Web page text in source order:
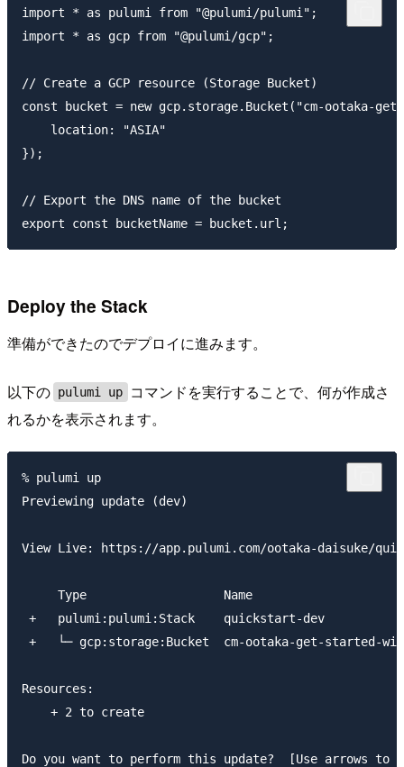
import * as pulumi from "@pulumi/pulumi";
import * as gcp from "@pulumi/gcp";
// Create a GCP resource (Storage Bucket)
const bucket = new gcp.storage.Bucket("cm-ootaka-
    location: "ASIA"
});
// Export the DNS name of the bucket
Deploy the Stack
準備ができたのでデプロイに進みます。
以下の pulumi up
コマンドを実行することで、何が作成さ
れるかを表示されます。
% pulumi up
Previewing update (dev)
View Live: https://app.pulumi.com/ootaka-daisuke/
Type                   Name
+   pulumi:pulumi:Stack    quickstart-dev
+   └─ gcp:storage:Bucket  cm-ootaka-get-
Resources:
    + 2 to create
Do you want to perform this update?  [Use arrows